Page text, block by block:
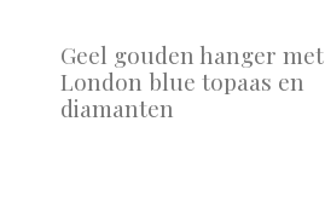
Geel gouden hanger met
London blue topaas en
diamanten